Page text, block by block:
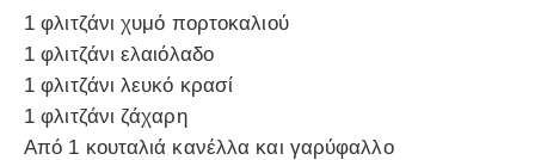
1 φλιτζάνι χυμό πορτοκαλιού
1 φλιτζάνι ελαιόλαδο
1 φλιτζάνι λευκό κρασί
1 φλιτζάνι ζάχαρη
Από 1 κουταλιά κανέλλα και γαρύφαλλο